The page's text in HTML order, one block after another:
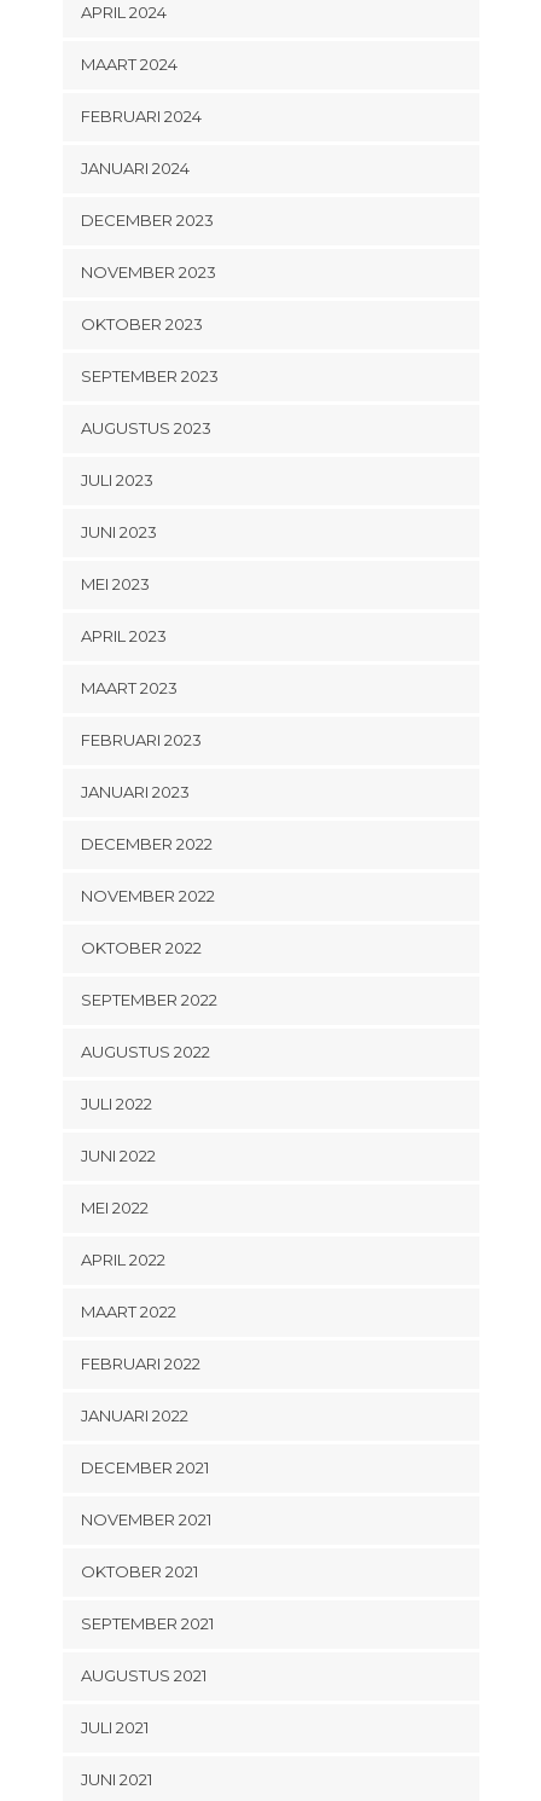
APRIL 2024
MAART 2024
FEBRUARI 2024
JANUARI 2024
DECEMBER 2023
NOVEMBER 2023
OKTOBER 2023
SEPTEMBER 2023
AUGUSTUS 2023
JULI 2023
JUNI 2023
MEI 2023
APRIL 2023
MAART 2023
FEBRUARI 2023
JANUARI 2023
DECEMBER 2022
NOVEMBER 2022
OKTOBER 2022
SEPTEMBER 2022
AUGUSTUS 2022
JULI 2022
JUNI 2022
MEI 2022
APRIL 2022
MAART 2022
FEBRUARI 2022
JANUARI 2022
DECEMBER 2021
NOVEMBER 2021
OKTOBER 2021
SEPTEMBER 2021
AUGUSTUS 2021
JULI 2021
JUNI 2021